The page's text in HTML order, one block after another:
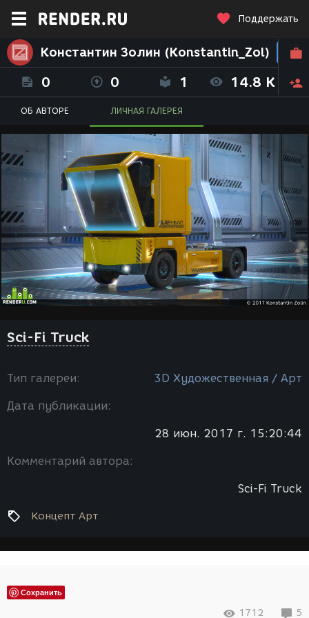
Поддержать
Константин Золин (Konstantin_Zol)
0 0 1 14.8 K
ОБ АВТОРЕ ЛИЧНАЯ ГАЛЕРЕЯ
Sci-Fi Truck
Тип галереи: 3D Художественная / Арт
Дата публикации:
28 июн. 2017 г. 15:20:44
Комментарий автора:
Sci-Fi Truck
Концепт Арт
Сохранить
1712 5